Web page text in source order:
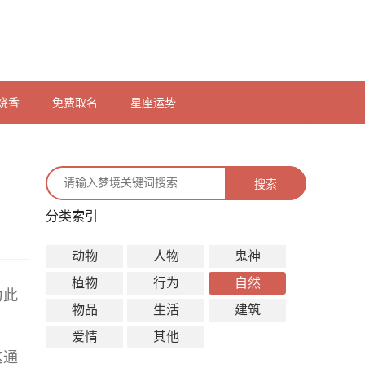
香 免费取名 星座运势
此
搜索
分类索引
动物 人物
鬼神
植物
行为
自然
物品
生活
建筑
爱情
其他